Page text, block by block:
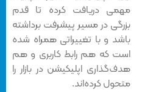
مهمی دریافت کرده تا قدم
بزرگی در مسیر پیشرفت برداشته
باشد و با تغییراتی همراه شده
است که هم رابط کاربری و هم
هدف‌گذاری اپلیکیشن در بازار را
متحول کرده‌اند.